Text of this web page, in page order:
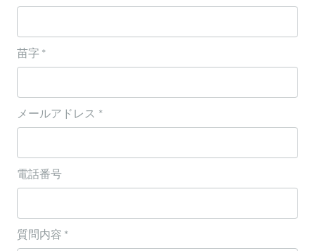
苗字 *
メールアドレス *
電話番号
質問内容 *